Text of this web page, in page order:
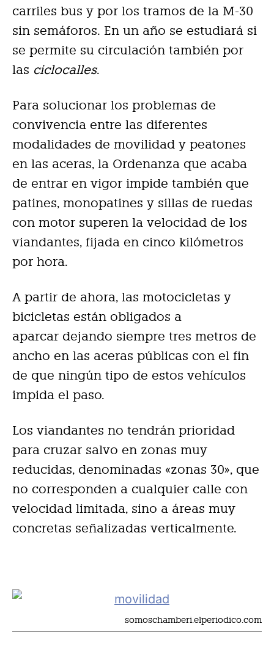
carriles bus y por los tramos de la M-30
sin semáforos. En un año se estudiará si
se permite su circulación también por
las ciclocalles.
Para solucionar los problemas de
convivencia entre las diferentes
modalidades de movilidad y peatones
en las aceras, la Ordenanza que acaba
de entrar en vigor impide también que
patines, monopatines y sillas de ruedas
con motor superen la velocidad de los
viandantes, fijada en cinco kilómetros
por hora.
A partir de ahora, las motocicletas y
bicicletas están obligados a
aparcar dejando siempre tres metros de
ancho en las aceras públicas con el fin
de que ningún tipo de estos vehículos
impida el paso.
Los viandantes no tendrán prioridad
para cruzar salvo en zonas muy
reducidas, denominadas «zonas 30», que
no corresponden a cualquier calle con
velocidad limitada, sino a áreas muy
concretas señalizadas verticalmente.
somoschamberi.elperiodico.com